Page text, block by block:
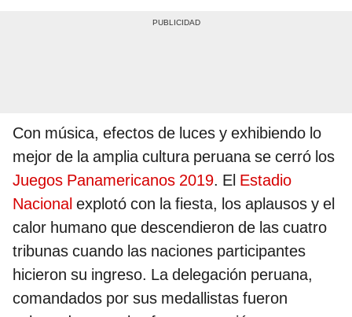
Con música, efectos de luces y exhibiendo lo
mejor de la amplia cultura peruana se cerró los
Juegos Panamericanos 2019. El Estadio
Nacional explotó con la fiesta, los aplausos y el
calor humano que descendieron de las cuatro
tribunas cuando las naciones participantes
hicieron su ingreso. La delegación peruana,
comandados por sus medallistas fueron